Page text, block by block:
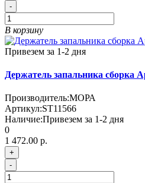
-
В корзину
Привезем за 1-2 дня
Держатель запальника сборка
Производитель:МОРА
Артикул:ST11566
Наличие:Привезем за 1-2 дня
0
1 472.00 р.
+
-